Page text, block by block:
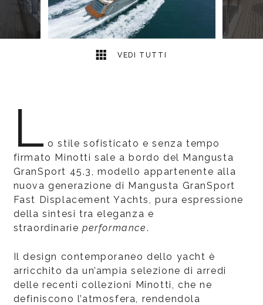
VEDI TUTTI
L o stile sofisticato e senza tempo
firmato Minotti sale a bordo del Mangusta
GranSport 45.3, modello appartenente alla
nuova generazione di Mangusta GranSport
Fast Displacement Yachts, pura espressione
della sintesi tra eleganza e
straordinarie performance.
Il design contemporaneo dello yacht è
arricchito da un’ampia selezione di arredi
delle recenti collezioni Minotti, che ne
definiscono l’atmosfera, rendendola